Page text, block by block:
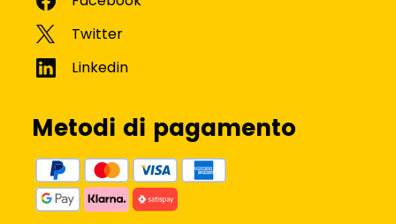
Metodi di pagamento